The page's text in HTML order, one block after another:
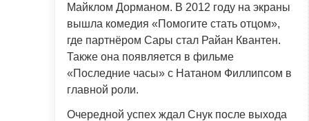
Майклом Дорманом. В 2012 году на экраны
вышла комедия «Помогите стать отцом»,
где партнёром Сары стал Райан Квантен.
Также она появляется в фильме
«Последние часы» с Натаном Филлипсом в
главной роли.
Очередной успех ждал Снук после выхода